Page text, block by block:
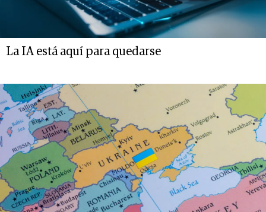
La IA está aquí para quedarse